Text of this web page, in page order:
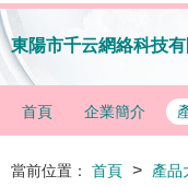
東陽市千云網絡科技有
首頁 企業簡介
當前位置： 首頁 > 產品